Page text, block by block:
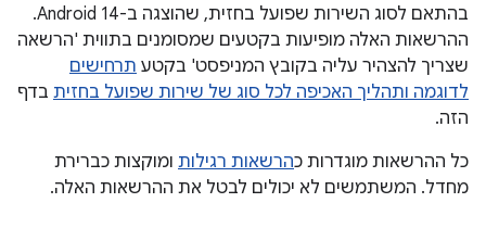
בהתאם לסוג השירות שפועל בחזית, שהוצגה ב-Android 14.
ההרשאות האלה מופיעות בקטעים שמסומנים בתווית 'הרשאה
שצריך להצהיר עליה בקובץ המניפסט' בקטע תרחישים
לדוגמה ותהליך האכיפה לכל סוג של שירות שפועל בחזית בדף
הזה.
כל ההרשאות מוגדרות כהרשאות רגילות ומוקצות כברירת
מחדל. המשתמשים לא יכולים לבטל את ההרשאות האלה.